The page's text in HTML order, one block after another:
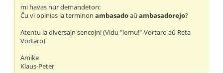
mi havas nur demandeton:
Ĉu vi opinias la terminonambasadoaŭambasadorejo?
Atentu la diversajn sencojn! (Vidu "lernu!"-Vortaro aŭ Reta
Vortaro)
Amike
Klaus-Peter